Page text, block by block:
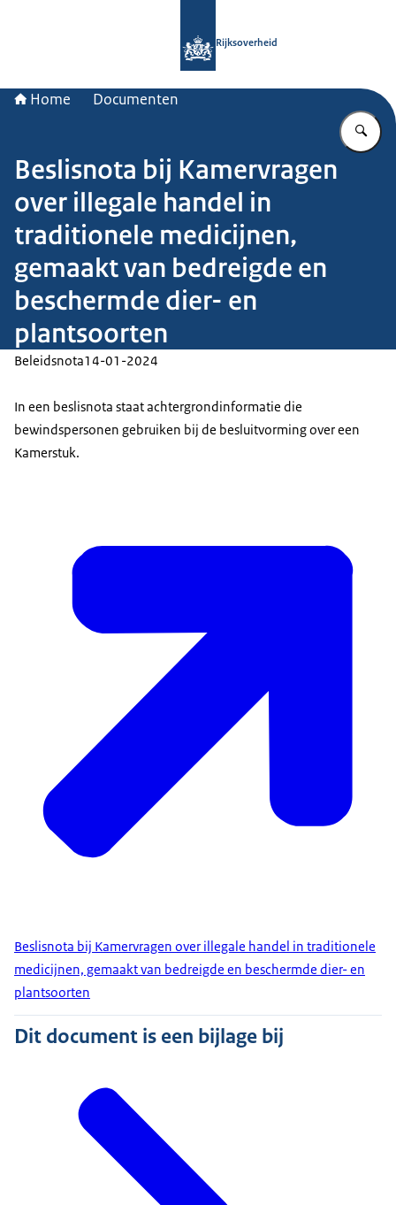
Rijksoverheid
Home Documenten
Beslisnota bij Kamervragen
over illegale handel in
traditionele medicijnen,
gemaakt van bedreigde en
beschermde dier- en
plantsoorten
Beleidsnota14-01-2024
In een beslisnota staat achtergrondinformatie die
bewindspersonen gebruiken bij de besluitvorming over een
Kamerstuk.
Beslisnota bij Kamervragen over illegale handel in traditionele
medicijnen, gemaakt van bedreigde en beschermde dier- en
plantsoorten
Dit document is een bijlage bij